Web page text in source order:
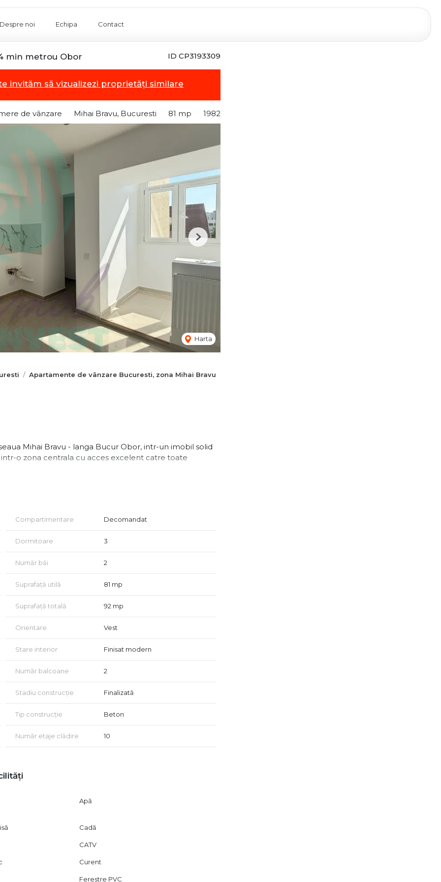
Despre noi Echipa Contact
ID CP3193309
min metrou Obor
invităm să vizualizezi proprietăți similare
de vânzare Mihai Bravu, Bucuresti 81 mp 1982
Harta
Next
Apartamente de vânzare Bucuresti, zona Mihai Bravu
Mihai Bravu - langa Bucur Obor, intr-un imobil solid
o zona centrala cu acces excelent catre toate
de orientare vest–est, oferind lumina naturala pe tot
bine gandite: apartamentul dispune de doua
de aproximativ 11 mp, ideale pentru relaxare,
si balcon
Compartimentare Decomandat
Dormitoare 3
Număr băi 2
Suprafață utilă 81 mp
Suprafață totală 92 mp
Orientare Vest
Stare interior Finisat modern
Număr balcoane 2
Stadiu construcție Finalizată
Tip construcție Beton
Număr etaje clădire 10
Apă
Cadă
CATV
Curent
Ferestre PVC